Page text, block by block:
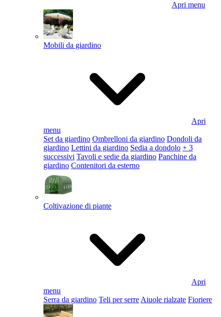
Apri menu
Mobili da giardino
Apri
menu
Set da giardino Ombrelloni da giardino Dondoli da
giardino Lettini da giardino Sedia a dondolo + 3
successivi Tavoli e sedie da giardino Panchine da
giardino Contenitori da esterno
Coltivazione di piante
Apri
menu
Serra da giardino Teli per serre Aiuole rialzate Fioriere